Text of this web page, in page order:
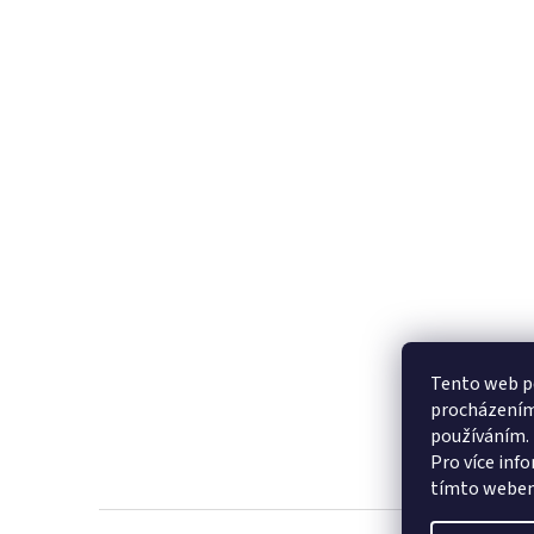
Tento web
používáním.
Pro více
tímto